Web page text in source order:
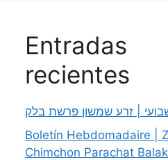
Entradas
recientes
שבועי | זרע שמשון פרשת בלק
Boletín Hebdomadaire |
Chimchon Parachat Balak